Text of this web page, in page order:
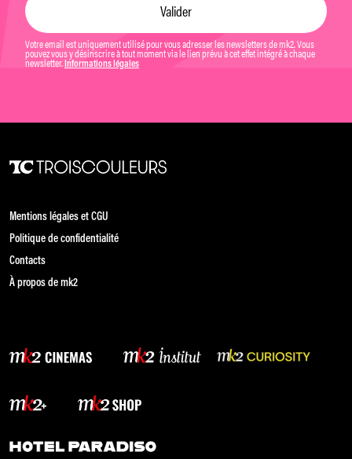
Votre email est uniquement utilisé pour vous adresser les newsletters de mk2. Vous
pouvez vous y désinscrire à tout moment via le lien prévu à cet effet intégré à chaque
newsletter. Informations légales
Mentions légales et CGU
Politique de confidentialité
Contacts
À propos de mk2